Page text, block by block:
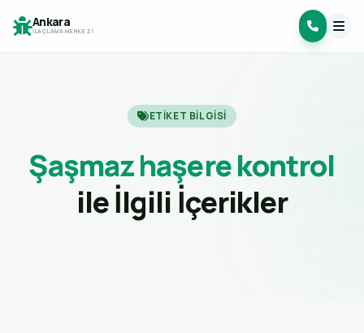
Ankara
İLAÇLAMA MERKEZI
ETIKET BILGISI
Şaşmaz haşere kontrol
ile İlgili İçerikler